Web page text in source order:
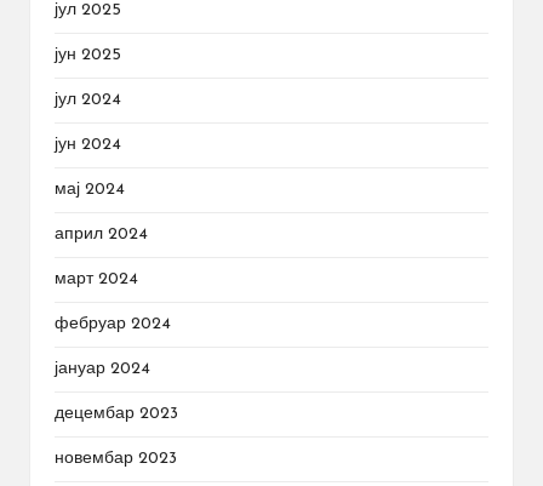
јул 2025
јун 2025
јул 2024
јун 2024
мај 2024
април 2024
март 2024
фебруар 2024
јануар 2024
децембар 2023
новембар 2023